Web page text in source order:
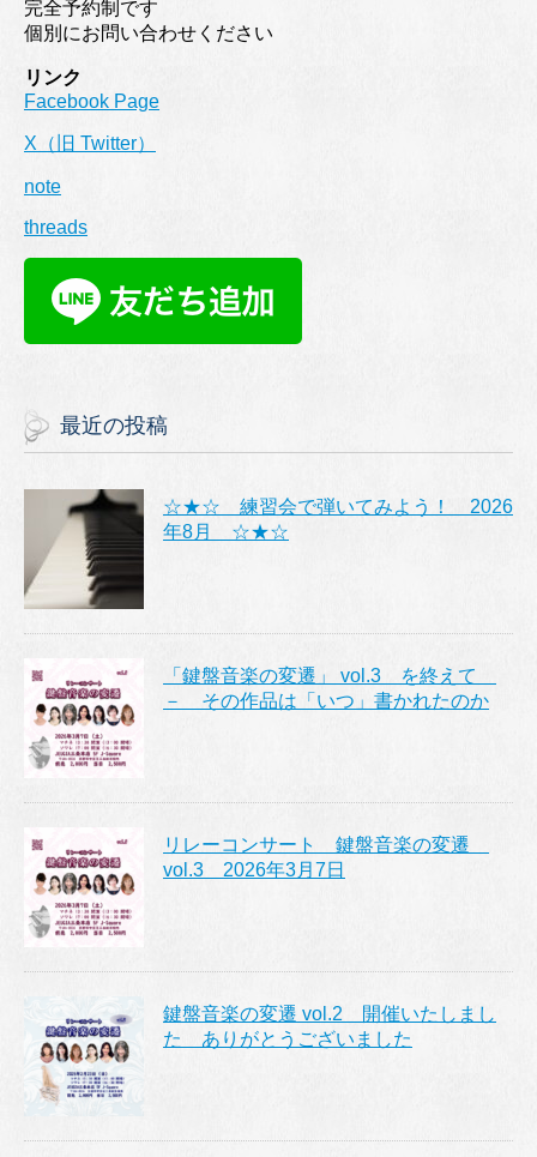
完全予約制です
個別にお問い合わせください
リンク
Facebook Page
X（旧 Twitter）
note
threads
最近の投稿
☆★☆ 練習会で弾いてみよう！ 2026
年8月 ☆★☆
「鍵盤音楽の変遷」 vol.3 を終えて
－ その作品は「いつ」書かれたのか
リレーコンサート 鍵盤音楽の変遷
vol.3 2026年3月7日
鍵盤音楽の変遷 vol.2 開催いたしまし
た ありがとうございました